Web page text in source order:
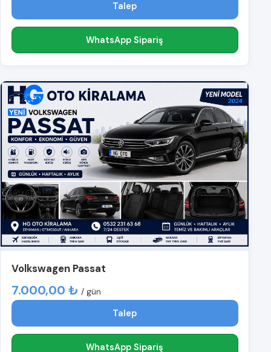
Talep
WhatsApp Sipariş
Volkswagen Passat
7.000,00 ₺ / gün
Talep
WhatsApp Sipariş